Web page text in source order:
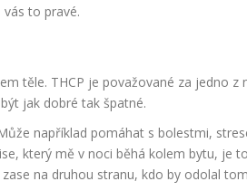
to pravé.
těle. THCP je považované za jedno z
jak dobré tak špatné.
například pomáhat s bolestmi,
který mě v noci běhá kolem bytu, je
na druhou stranu, kdo by odolal